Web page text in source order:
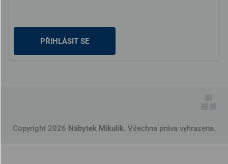
PŘIHLÁSIT SE
Copyright 2026 Nábytek Mikulík. Všechna práva vyhrazena.